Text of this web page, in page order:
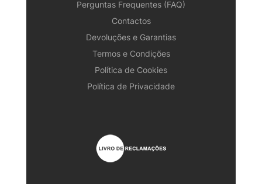
Perguntas Frequentes (FAQ)
Contactos
Devoluções e Garantias
Termos e Condições
Política de Cookies
Política de Privacidade